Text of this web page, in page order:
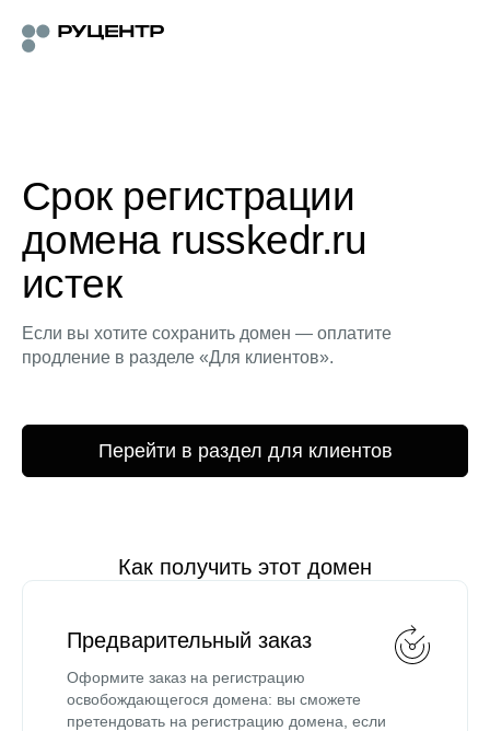
Срок регистрации
домена russkedr.ru
истек
Если вы хотите сохранить домен — оплатите
продление в разделе «Для клиентов».
Перейти в раздел для клиентов
Как получить этот домен
Предварительный заказ
Оформите заказ на регистрацию
освобождающегося домена: вы сможете
претендовать на регистрацию домена, если